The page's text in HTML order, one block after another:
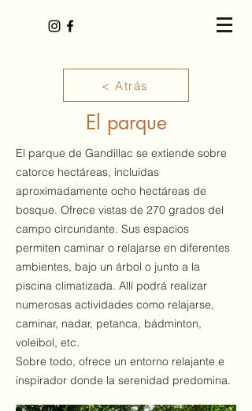
< Atrás
El parque
El parque de Gandillac se extiende sobre
catorce hectáreas, incluidas
aproximadamente ocho hectáreas de
bosque. Ofrece vistas de 270 grados del
campo circundante. Sus espacios
permiten caminar o relajarse en diferentes
ambientes, bajo un árbol o junto a la
piscina climatizada. Allí podrá realizar
numerosas actividades como relajarse,
caminar, nadar, petanca, bádminton,
voleibol, etc.
Sobre todo, ofrece un entorno relajante e
inspirador donde la serenidad predomina.